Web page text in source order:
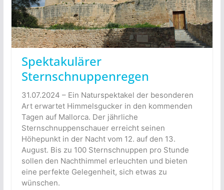
Spektakulärer
Sternschnuppenregen
31.07.2024 – Ein Naturspektakel der besonderen
Art erwartet Himmelsgucker in den kommenden
Tagen auf Mallorca. Der jährliche
Sternschnuppenschauer erreicht seinen
Höhepunkt in der Nacht vom 12. auf den 13.
August. Bis zu 100 Sternschnuppen pro Stunde
sollen den Nachthimmel erleuchten und bieten
eine perfekte Gelegenheit, sich etwas zu
wünschen.